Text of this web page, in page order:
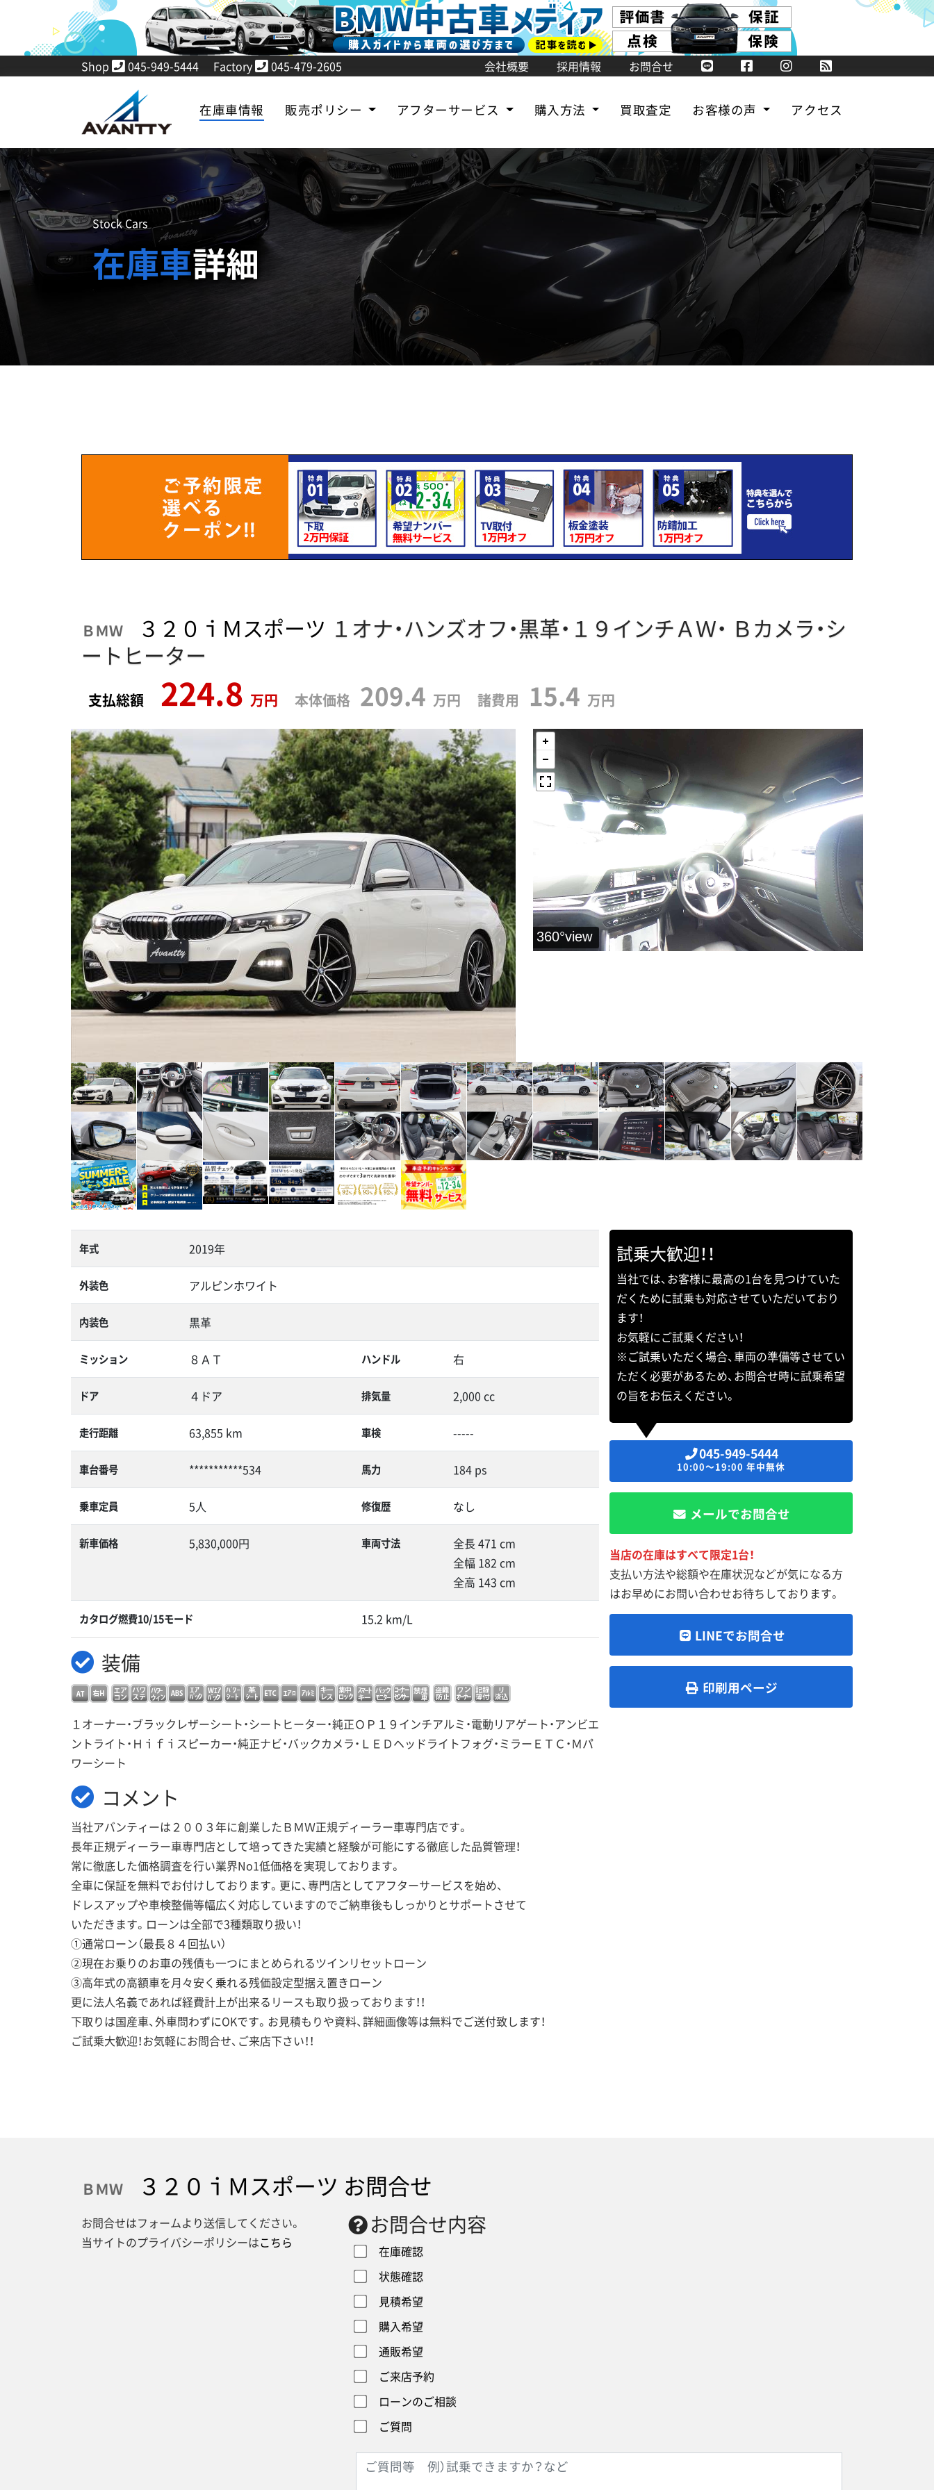
Shop 045-949-5444 Factory 045-479-2605 会社概要 採用情報 お問合せ
在庫車情報 販売ポリシー アフターサービス 購入方法 買取査定 お客様の声 アクセス
Stock Cars
在庫車詳細
ＢＭＷ ３２０ｉＭスポーツ １オナ・ハンズオフ・黒革・１９インチＡＷ・ Ｂカメラ・シ
ートヒーター
支払総額 224.8 万円 本体価格 209.4 万円 諸費用 15.4 万円
年式 2019年
外装色 アルピンホワイト
内装色 黒革
ミッション ８ＡＴ ハンドル 右
ドア ４ドア 排気量 2,000 cc
走行距離 63,855 km 車検 -----
車台番号 ***********534 馬力 184 ps
乗車定員 5人 修復歴 なし
新車価格 5,830,000円 車両寸法
全長 471 cm
全幅 182 cm
全高 143 cm
カタログ燃費10/15モード 15.2 km/L
装備
１オーナー・ブラックレザーシート・シートヒーター・純正ＯＰ１９インチアルミ・電動リアゲート・アンビエ
ントライト・Ｈｉｆｉスピーカー・純正ナビ・バックカメラ・ＬＥＤヘッドライトフォグ・ミラーＥＴＣ・Ｍパ
ワーシート
コメント
当社アバンティーは２００３年に創業したＢＭＷ正規ディーラー車専門店です。
長年正規ディーラー車専門店として培ってきた実績と経験が可能にする徹底した品質管理！
常に徹底した価格調査を行い業界No1低価格を実現しております。
全車に保証を無料でお付けしております。更に、専門店としてアフターサービスを始め、
ドレスアップや車検整備等幅広く対応していますのでご納車後もしっかりとサポートさせて
いただきます。ローンは全部で3種類取り扱い！
①通常ローン（最長８４回払い）
②現在お乗りのお車の残債も一つにまとめられるツインリセットローン
③高年式の高額車を月々安く乗れる残価設定型据え置きローン
更に法人名義であれば経費計上が出来るリースも取り扱っております！！
下取りは国産車、外車問わずにOKです。お見積もりや資料、詳細画像等は無料でご送付致します！
ご試乗大歓迎！お気軽にお問合せ、ご来店下さい！！
試乗大歓迎！！
当社では、お客様に最高の1台を見つけていた
だくために試乗も対応させていただいており
ます！
お気軽にご試乗ください！
※ご試乗いただく場合、車両の準備等させてい
ただく必要があるため、お問合せ時に試乗希望
の旨をお伝えください。
045-949-5444
10:00～19:00 年中無休
メールでお問合せ
当店の在庫はすべて限定1台！
支払い方法や総額や在庫状況などが気になる方
はお早めにお問い合わせお待ちしております。
LINEでお問合せ
印刷用ページ
ＢＭＷ ３２０ｉＭスポーツ お問合せ
お問合せはフォームより送信してください。
当サイトのプライバシーポリシーはこちら
お問合せ内容
在庫確認
状態確認
見積希望
購入希望
通販希望
ご来店予約
ローンのご相談
ご質問